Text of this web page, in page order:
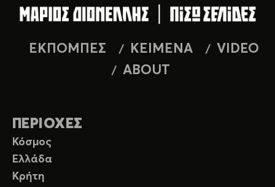
ΕΚΠΟΜΠΕΣ ΚΕΙΜΕΝΑ
VIDEO
ABOUT
ΠΕΡΙΟΧΕΣ
Κόσμος
Ελλάδα
Κρήτη